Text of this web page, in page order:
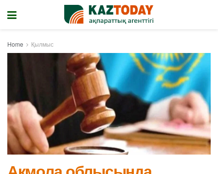
Home Қылмыс